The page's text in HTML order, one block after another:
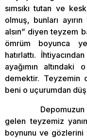
sımsıkı tutan ve
olmuş, bunları
alsın” diyen teyzem
ömrüm boyunca
hatırlattı.
ayağımın altındaki
demektir. Teyzemin o
beni o uçurumdan
Depomuzun
gelen teyzemiz
boynunu ve gözlerini